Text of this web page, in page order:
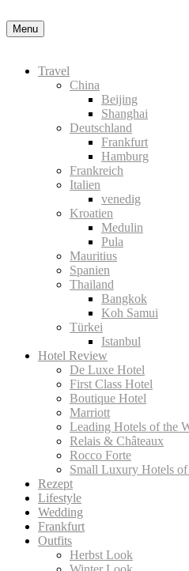
Menu
Travel
China
Beijing
Shanghai
Deutschland
Frankfurt
Hamburg
Frankreich
Italien
venedig
Kroatien
Medulin
Pula
Mauritius
Spanien
Thailand
Bangkok
Koh Samui
Türkei
Istanbul
Hotel Review
De Luxe Hotel
First Class Hotel
Boutique Hotel
Marriott
Leading Hotels of the
Relais & Châteaux
Rocco Forte
Small Luxury Hotels
Rezept
Lifestyle
Wedding
Frankfurt
Outfits
Herbst Look